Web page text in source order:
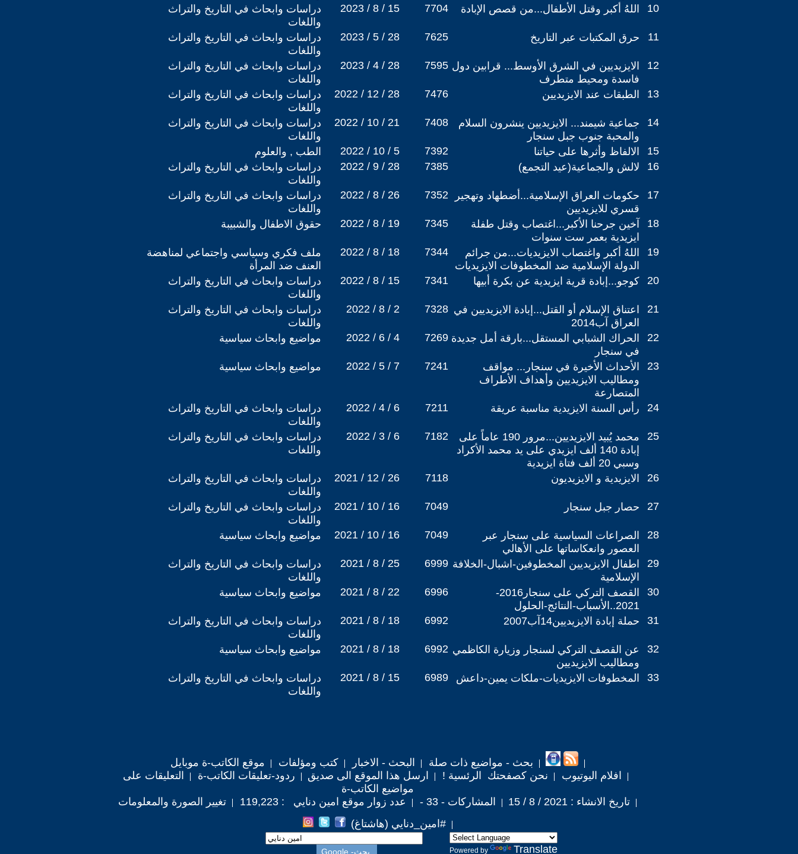
دراسات وابحاث في التاريخ والتراث
واللغات
2023 / 8 / 15 7704 اللهُ أكبر وقتل الأطفال...من قصص الإبادة 10
دراسات وابحاث في التاريخ والتراث
واللغات
2023 / 5 / 28 7625 حرق المكتبات عبر التاريخ 11
دراسات وابحاث في التاريخ والتراث
واللغات
2023 / 4 / 28 7595 الايزيديين في الشرق الأوسط... قرابين دول
فاسدة ومحيط متطرف
12
دراسات وابحاث في التاريخ والتراث
واللغات
2022 / 12 / 28 7476 الطبقات عند الايزيديين 13
دراسات وابحاث في التاريخ والتراث
واللغات
2022 / 10 / 21 7408
جماعية شيمند... الايزيديين ينشرون السلام
والمحبة جنوب جبل سنجار
14
الطب , والعلوم 2022 / 10 / 5 7392 الالفاظ وأثرها على حياتنا
15
دراسات وابحاث في التاريخ والتراث
واللغات
2022 / 9 / 28 7385 لالش والجماعية(عيد التجمع) 16
دراسات وابحاث في التاريخ والتراث
واللغات
2022 / 8 / 26 7352
حكومات العراق الإسلامية...أضطهاد وتهجير
قسري للايزيديين
17
حقوق الاطفال والشبيبة 2022 / 8 / 19 7345
آخين جرحنا الأكبر...اغتصاب وقتل طفلة
ايزيدية بعمر ست سنوات
18
ملف فكري وسياسي واجتماعي لمناهضة
العنف ضد المرأة
2022 / 8 / 18 7344
اللهُ أكبر واغتصاب الايزيديات...من جرائم
الدولة الإسلامية ضد المخطوفات الايزيديات
19
دراسات وابحاث في التاريخ والتراث
واللغات
2022 / 8 / 15 7341 كوجو...إبادة قرية ايزيدية عن بكرة أبيها 20
دراسات وابحاث في التاريخ والتراث
واللغات
2022 / 8 / 2 7328 اعتناق الإسلام أو القتل...إبادة الايزيديين في
العراق آب2014
21
مواضيع وابحاث سياسية 2022 / 6 / 4 7269 الحراك الشبابي المستقل...بارقة أمل جديدة
في سنجار
22
مواضيع وابحاث سياسية 2022 / 5 / 7 7241
الأحداث الأخيرة في سنجار... مواقف
ومطاليب الايزيديين وأهداف الأطراف
المتصارعة
23
دراسات وابحاث في التاريخ والتراث
واللغات
2022 / 4 / 6 7211 رأس السنة الايزيدية مناسبة عريقة 24
دراسات وابحاث في التاريخ والتراث
واللغات
2022 / 3 / 6 7182
محمد يُبيد الايزيديين...مرور 190 عاماً على
إبادة 140 ألف ايزيدي على يد محمد الأكراد
وسبي 20 ألف فتاة ايزيدية
25
دراسات وابحاث في التاريخ والتراث
واللغات
2021 / 12 / 26 7118 الايزيدية و الايزيديون 26
دراسات وابحاث في التاريخ والتراث
واللغات
2021 / 10 / 16 7049 حصار جبل سنجار 27
مواضيع وابحاث سياسية 2021 / 10 / 16 7049
الصراعات السياسية على سنجار عبر
العصور وانعكاساتها على الأهالي
28
دراسات وابحاث في التاريخ والتراث
واللغات
2021 / 8 / 25 6999 اطفال الايزيديين المخطوفين-اشبال-الخلافة
الإسلامية
29
مواضيع وابحاث سياسية 2021 / 8 / 22 6996
القصف التركي على سنجار2016-
2021..الأسباب-النتائج-الحلول
30
دراسات وابحاث في التاريخ والتراث
واللغات
2021 / 8 / 18 6992 حملة إبادة الايزيديين14آب2007 31
مواضيع وابحاث سياسية 2021 / 8 / 18 6992 عن القصف التركي لسنجار وزيارة الكاظمي
ومطاليب الايزيديين
32
دراسات وابحاث في التاريخ والتراث
واللغات
2021 / 8 / 15 6989 المخطوفات الايزيديات-ملكات يمين-داعش 33
بحث - مواضيع ذات صلة البحث - الاخبار كتب ومؤلفات
موقع الكاتب-ة موبايل
افلام اليوتيوب
نحن كصفحتك الرئسية ! ارسل هذا الموقع الى صديق ردود-تعليقات الكاتب-ة
التعليقات على
مواضيع الكاتب-ة
تاريخ الانشاء : 2021 / 8 / 15
المشاركات - 33 - عدد زوار موقع امين دنايي : 119,223
تغيير الصورة والمعلومات
#امين_دنايي (هاشتاغ)
Powered by Translate